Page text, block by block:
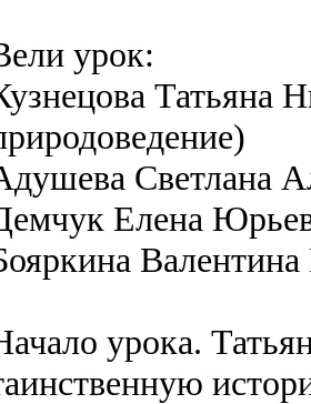
урок:
Татьяна
Светлана
Елена
урока.